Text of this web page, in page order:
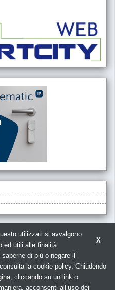
Iscrizione ROC 5836 -
elettrico con tutte le novità sul
X
utilizzati si avvalgono
ed utili alle finalità
di più o negare il
la cookie policy. Chiudendo
cliccando su un link o
acconsenti all’uso dei